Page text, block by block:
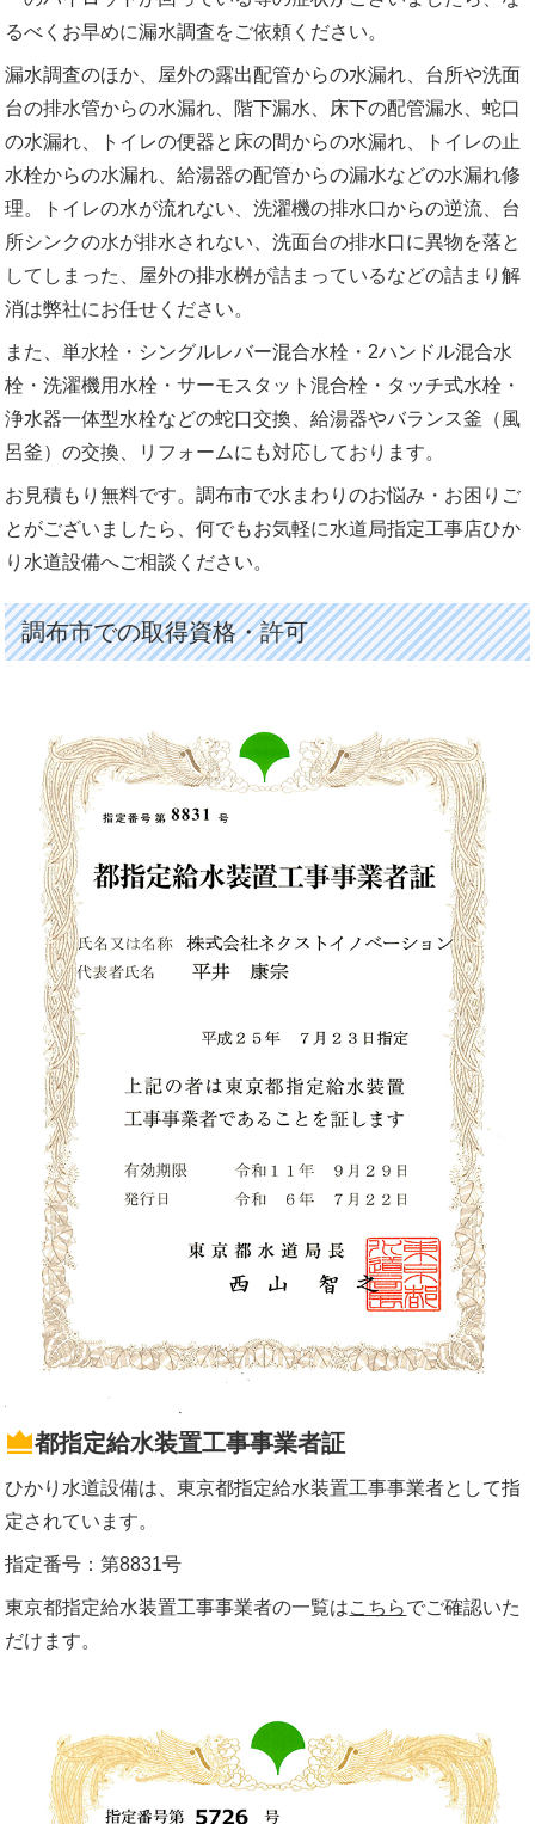
るべくお早めに漏水調査をご依頼ください。
漏水調査のほか、屋外の露出配管からの水漏れ、台所や洗面
台の排水管からの水漏れ、階下漏水、床下の配管漏水、蛇口
の水漏れ、トイレの便器と床の間からの水漏れ、トイレの止
水栓からの水漏れ、給湯器の配管からの漏水などの水漏れ修
理。トイレの水が流れない、洗濯機の排水口からの逆流、台
所シンクの水が排水されない、洗面台の排水口に異物を落と
してしまった、屋外の排水桝が詰まっているなどの詰まり解
消は弊社にお任せください。
また、単水栓・シングルレバー混合水栓・2ハンドル混合水
栓・洗濯機用水栓・サーモスタット混合栓・タッチ式水栓・
浄水器一体型水栓などの蛇口交換、給湯器やバランス釜（風
呂釜）の交換、リフォームにも対応しております。
お見積もり無料です。調布市で水まわりのお悩み・お困りご
とがございましたら、何でもお気軽に水道局指定工事店ひか
り水道設備へご相談ください。
調布市での取得資格・許可
都指定給水装置工事事業者証
ひかり水道設備は、東京都指定給水装置工事事業者として指
定されています。
指定番号：第8831号
東京都指定給水装置工事事業者の一覧はこちらでご確認いた
だけます。